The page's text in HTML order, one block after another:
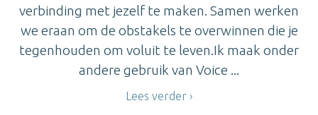
verbinding met jezelf te maken. Samen werken
we eraan om de obstakels te overwinnen die je
tegenhouden om voluit te leven.Ik maak onder
andere gebruik van Voice ...
Lees verder